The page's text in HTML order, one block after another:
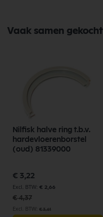
Vaak samen gekocht
Nilfisk halve ring t.b.v.
hardevloerenborstel
(oud) 81339000
Speciale
prijs
€ 3,22
€ 2,66
€ 4,37
€ 3,61